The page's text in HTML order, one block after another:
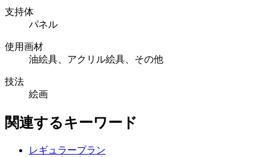
支持体
パネル
使用画材
油絵具、アクリル絵具、その他
技法
絵画
関連するキーワード
レギュラープラン